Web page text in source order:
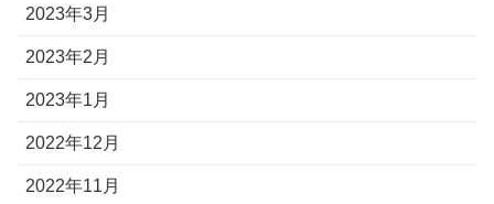
2023年3月
2023年2月
2023年1月
2022年12月
2022年11月